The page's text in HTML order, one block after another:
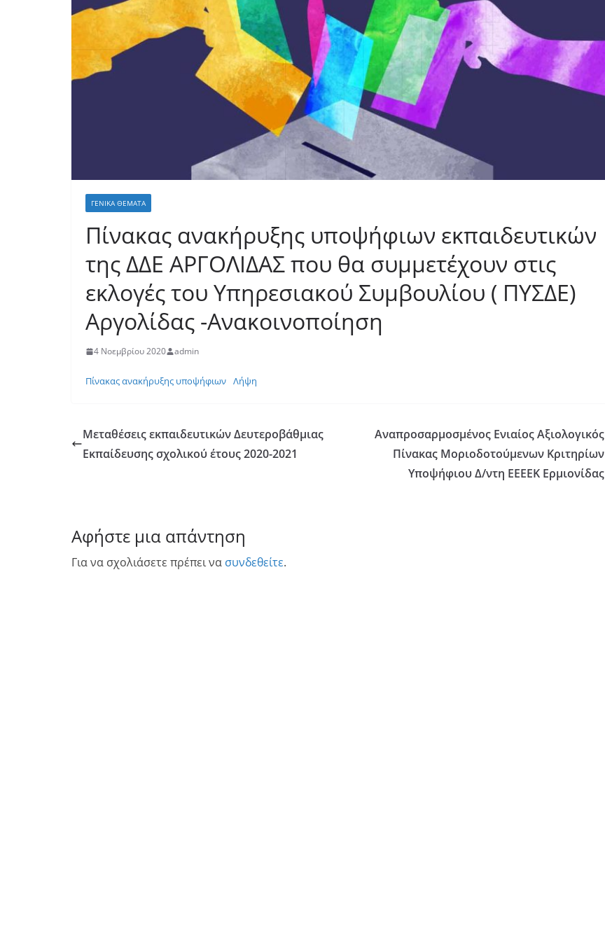
ΓΕΝΙΚΆ ΘΈΜΑΤΑ
Πίνακας ανακήρυξης υποψήφιων εκπαιδευτικών
της ΔΔΕ ΑΡΓΟΛΙΔΑΣ που θα συμμετέχουν στις
εκλογές του Υπηρεσιακού Συμβουλίου ( ΠΥΣΔΕ)
Αργολίδας -Ανακοινοποίηση
4 Νοεμβρίου 2020 admin
Πίνακας ανακήρυξης υποψήφιων Λήψη
Μεταθέσεις εκπαιδευτικών Δευτεροβάθμιας
Εκπαίδευσης σχολικού έτους 2020-2021
Αναπροσαρμοσμένος Ενιαίος Αξιολογικός
Πίνακας Μοριοδοτούμενων Κριτηρίων
Υποψήφιου Δ/ντη ΕΕΕΕΚ Ερμιονίδας
Αφήστε μια απάντηση
Για να σχολιάσετε πρέπει να συνδεθείτε.